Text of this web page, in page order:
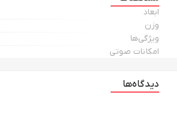
ابعاد
وزن
ویژگی‌ها
امکانات صوتی
دیدگاه‌ها